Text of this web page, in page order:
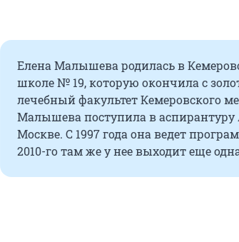
Елена Малышева родилась в
школе № 19, которую окончила с
лечебный факультет Кемеровского
Малышева поступила в
Москве. С 1997 года она ведет
2010-го там же у нее выходит еще